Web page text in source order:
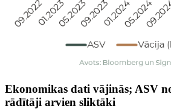
Ekonomikas dati vājinās; ASV
rādītāji arvien sliktāki